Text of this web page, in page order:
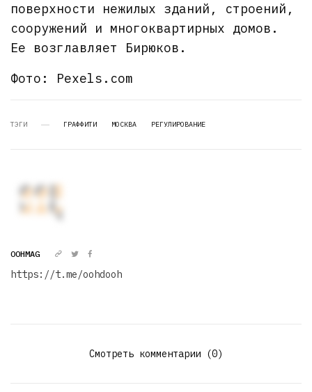
поверхности нежилых зданий, строений,
сооружений и многоквартирных домов.
Ее возглавляет Бирюков.
Фото: Pexels.com
ТЭГИ ГРАФФИТИ МОСКВА РЕГУЛИРОВАНИЕ
OOHMAG
https://t.me/oohdooh
Смотреть комментарии (0)